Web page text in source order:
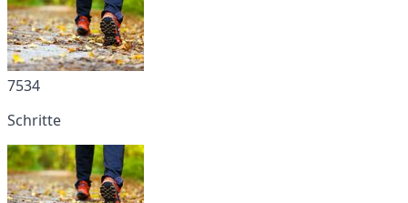
7534
Schritte